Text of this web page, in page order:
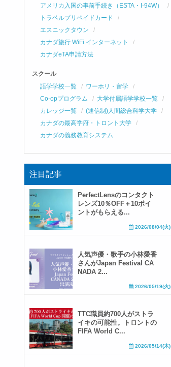
アメリカ入国の事前手続き（ESTA・I-94W）
トラベルプリペイドカード
エスニックタウン
カナダ旅行 WiFi インターネット
カナダeTA申請方法
スクール
語学学校一覧
ワーホリ・留学
Co-opプログラム
大学付属語学学校一覧
カレッジ一覧
(通信制)人間総合科学大学
カナダの最高学府・トロント大学
カナダの義務教育システム
注目記事
PerfectLensのコンタクト
レンズ10％OFF＋10ポイ
ントがもらえる...
2026/08/04(火)
人気声優・歌手の小林愛香
さんがJapan Festival CA
NADA 2...
2026/05/19(火)
TTC職員約700人がストラ
イキの可能性。トロントの
FIFA World C...
2026/05/14(木)